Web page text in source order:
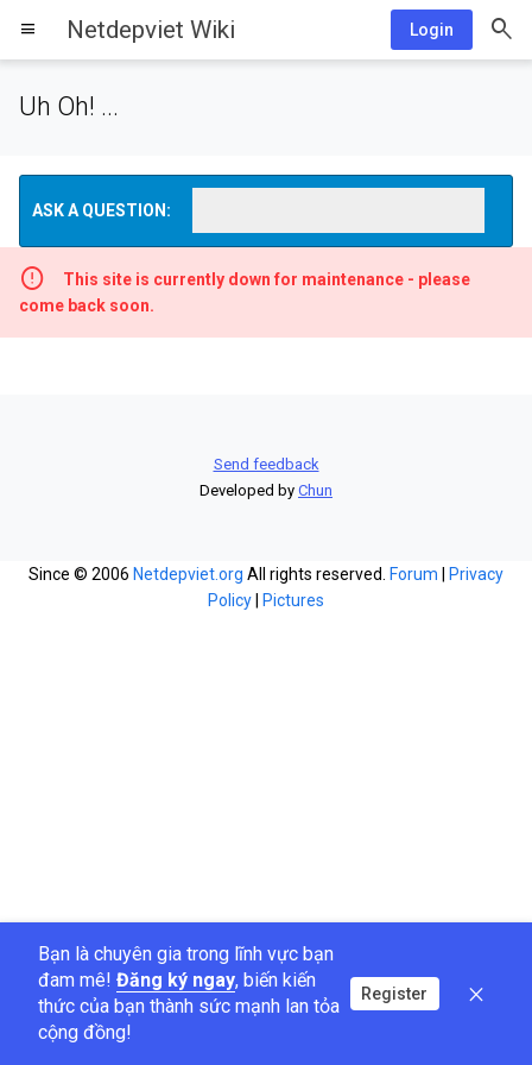
menu Netdepviet Wiki Login
Bạn là chuyên gia trong lĩnh vực bạn
đam mê! Đăng ký ngay, biến kiến
thức của bạn thành sức mạnh lan tỏa
cộng đồng!
Register
Uh Oh! ...
ASK A QUESTION:
This site is currently down for maintenance - please
come back soon.
Send feedback
Developed by Chun
Since © 2006 Netdepviet.org All rights reserved. Forum
Privacy
Policy
Pictures